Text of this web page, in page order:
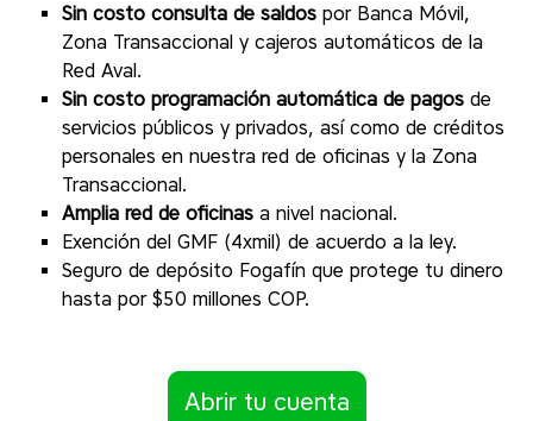
Sin costo consulta de saldos por Banca Móvil,
Zona Transaccional y cajeros automáticos de la
Red Aval.
Sin costo programación automática de pagos de
servicios públicos y privados, así como de créditos
personales en nuestra red de oficinas y la Zona
Transaccional.
Amplia red de oficinas a nivel nacional.
Exención del GMF (4xmil) de acuerdo a la ley.
Seguro de depósito Fogafín que protege tu dinero
hasta por $50 millones COP.
Abrir tu cuenta